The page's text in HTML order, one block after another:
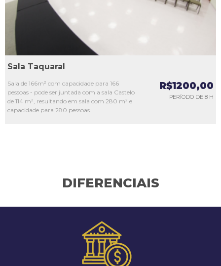
Sala Taquaral
Sala de 166m² com capacidade para 166
pessoas - pode ser juntada com a sala Castelo
de 114 m², resultando em sala com 280 m² e
capacidade para 280 pessoas.
R$1200,00
PERÍODO DE 8 H
DIFERENCIAIS